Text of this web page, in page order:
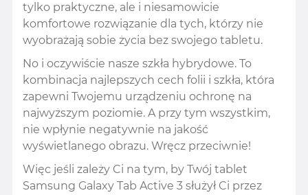
tylko praktyczne, ale i niesamowicie
komfortowe rozwiązanie dla tych, którzy nie
wyobrażają sobie życia bez swojego tabletu.
No i oczywiście nasze szkła hybrydowe. To
kombinacja najlepszych cech folii i szkła, która
zapewni Twojemu urządzeniu ochronę na
najwyższym poziomie. A przy tym wszystkim,
nie wpłynie negatywnie na jakość
wyświetlanego obrazu. Wręcz przeciwnie!
Więc jeśli zależy Ci na tym, by Twój tablet
Samsung Galaxy Tab Active 3 służył Ci przez